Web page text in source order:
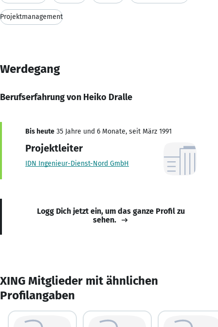
Projektmanagement
Werdegang
Berufserfahrung von Heiko Dralle
Bis heute 35 Jahre und 6 Monate, seit März 1991
Projektleiter
IDN Ingenieur-Dienst-Nord GmbH
Logg Dich jetzt ein, um das ganze Profil zu
sehen.
XING Mitglieder mit ähnlichen
Profilangaben